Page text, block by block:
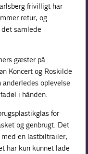
frivilligt har
retur, og
samlede
gæster på
Koncert og Roskilde
oplevelse
i hånden.
for
og genbrugt. Det
en lastbiltrailer,
har kun kunnet lade